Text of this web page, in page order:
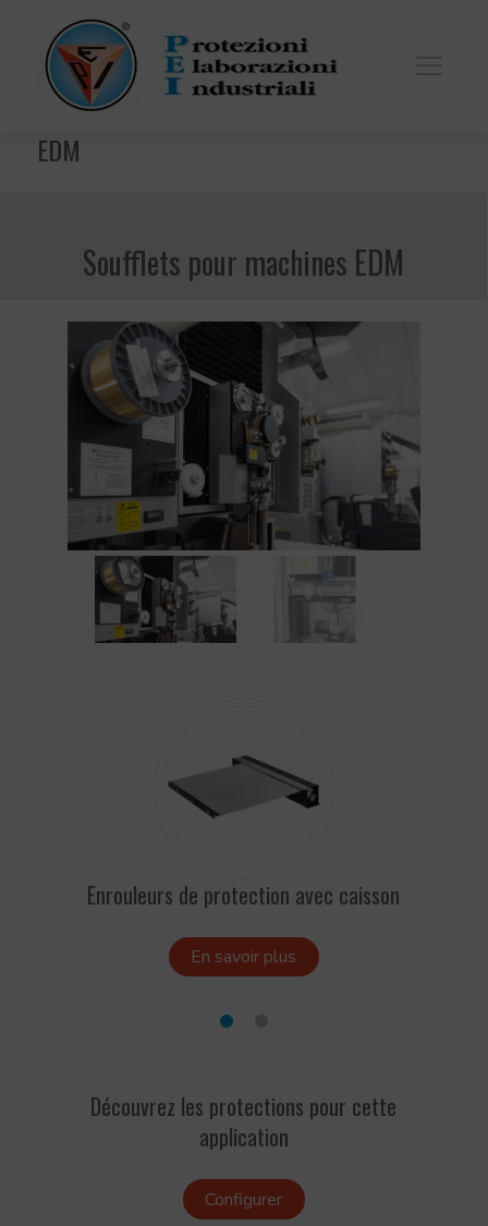
EDM
Soufflets pour machines EDM
Enrouleurs de protection avec caisson
En savoir plus
Découvrez les protections pour cette
application
Configurer